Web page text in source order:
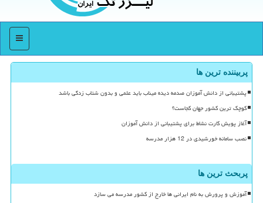
منو
پربیننده ترین ها
پشتیبانی از دانش آموزان صدمه دیده میناب باید علمی و بدون شتاب زدگی باشد
کوچک ترین کشور جهان کجاست؟
آغاز پویش کارت نشاط برای پشتیبانی از دانش آموزان
نصب سامانه خورشیدی در 12 هزار مدرسه
پربحث ترین ها
آموزش و پرورش به نام ایرانی ها خارج از کشور مدرسه می سازد